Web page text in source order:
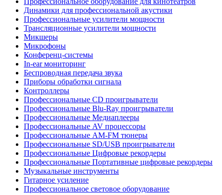
Динамики для профессиональной акустики
Профессиональные усилители мощности
Трансляционные усилители мощности
Микшеры
Микрофоны
Конференц-системы
In-ear мониторинг
Беспроводная передача звука
Приборы обработки сигнала
Контроллеры
Профессиональные СD проигрыватели
Профессиональные Blu-Ray проигрыватели
Профессиональные Медиаплееры
Профессиональные AV процессоры
Профессиональные AM-FM тюнеры
Профессиональные SD/USB проигрыватели
Профессиональные Цифровые рекордеры
Профессиональные Портативные цифровые рекордеры
Музыкальные инструменты
Гитарное усиление
Профессиональное световое оборудование